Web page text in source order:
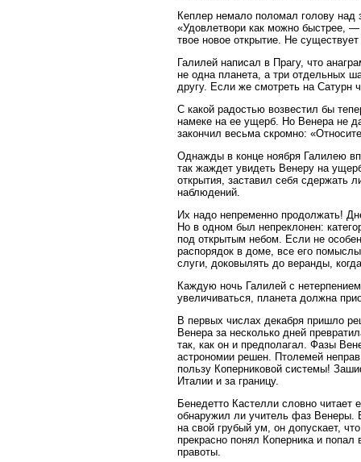
Кеплер немало поломал голову над
«Удовлетвори как можно быстрее,
твое новое открытие. Не
Галилей написал в Прагу, что
не одна планета, а три отдельных
другу. Если же смотреть на Сатурн
С какой радостью возвестил бы
намеке на ее ущерб. Но Венера не
закончил весьма скромно:
Однажды в конце ноября Галилею
так жаждет увидеть Венеру на
открытия, заставил себя сдержать
наблюдений.
Их надо непременно продолжать!
Но в одном был непреклонен:
под открытым небом. Если не
распорядок в доме, все его
слуги, доковылять до веранды,
Каждую ночь Галилей с
увеличиваться, планета должна
В первых числах декабря пришло
Венера за несколько дней
так, как он и предполагал. Фазы
астрономии решен. Птолемей
пользу Коперниковой системы!
Италии и за границу.
Бенедетто Кастелли словно
обнаружил ли учитель фаз Венеры.
на свой грубый ум, он допускает,
прекрасно понял Коперника и
правоты.